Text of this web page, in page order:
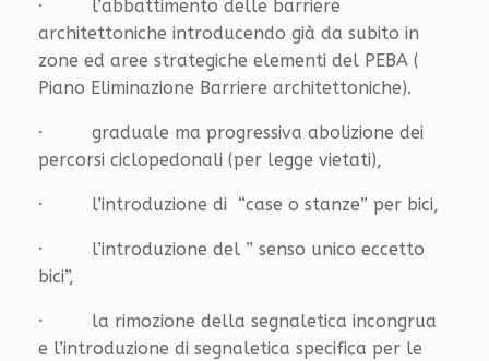
· l’abbattimento delle barriere
architettoniche introducendo già da subito in
zone ed aree strategiche elementi del PEBA (
Piano Eliminazione Barriere architettoniche).
· graduale ma progressiva abolizione dei
percorsi ciclopedonali (per legge vietati),
· l’introduzione di “case o stanze” per bici,
· l’introduzione del ” senso unico eccetto
bici”,
· la rimozione della segnaletica incongrua
e l’introduzione di segnaletica specifica per le